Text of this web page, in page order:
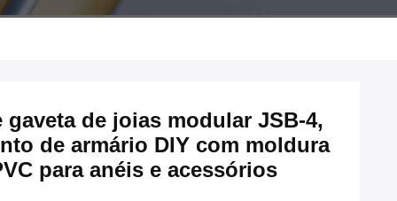
de joias modular JSB-4,
de armário DIY com moldura
para anéis e acessórios